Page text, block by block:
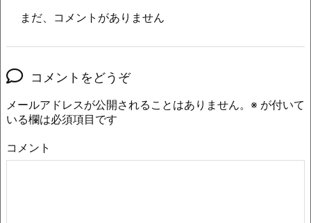
まだ、コメントがありません
コメントをどうぞ
メールアドレスが公開されることはありません。 ※ が付いて
いる欄は必須項目です
コメント